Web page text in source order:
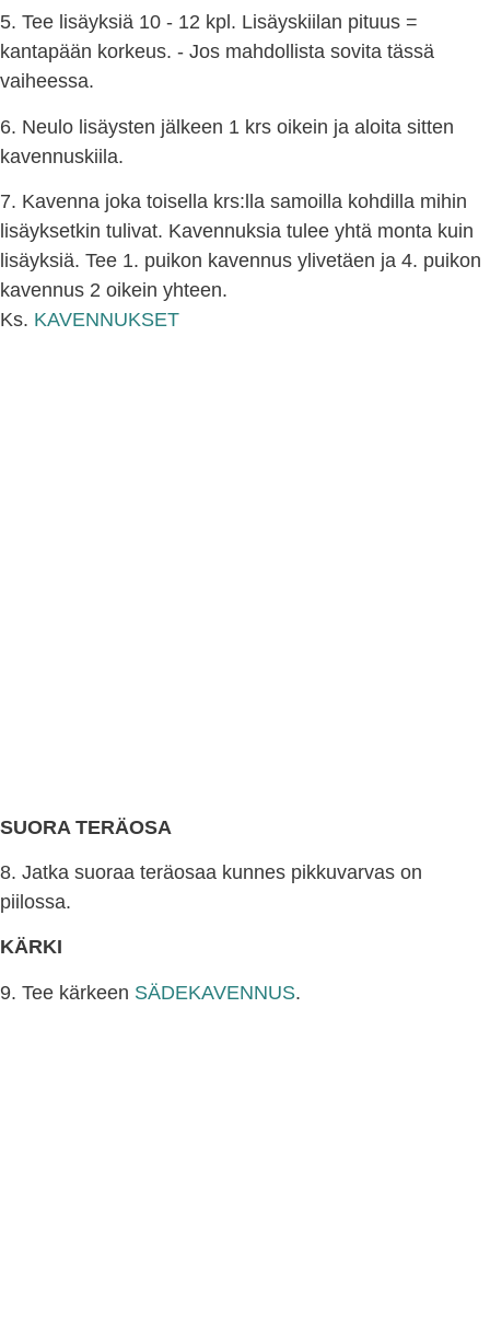
5. Tee lisäyksiä 10 - 12 kpl. Lisäyskiilan pituus =
kantapään korkeus. - Jos mahdollista sovita tässä
vaiheessa.
6. Neulo lisäysten jälkeen 1 krs oikein ja aloita sitten
kavennuskiila.
7. Kavenna joka toisella krs:lla samoilla kohdilla mihin
lisäyksetkin tulivat. Kavennuksia tulee yhtä monta kuin
lisäyksiä. Tee 1. puikon kavennus ylivetäen ja 4. puikon
kavennus 2 oikein yhteen.
Ks. KAVENNUKSET
SUORA TERÄOSA
8. Jatka suoraa teräosaa kunnes pikkuvarvas on
piilossa.
KÄRKI
9. Tee kärkeen SÄDEKAVENNUS.